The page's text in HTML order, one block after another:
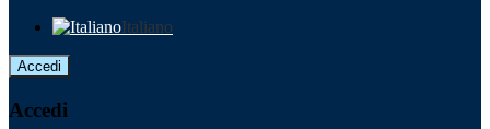
Italiano
Accedi
Accedi